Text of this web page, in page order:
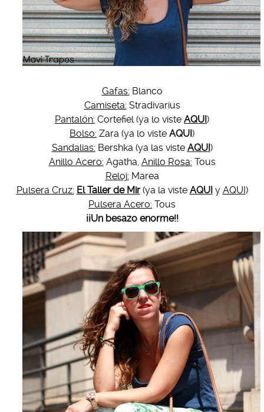
Gafas: Blanco
Camiseta: Stradivarius
Pantalón: Cortefiel (ya lo viste AQUI)
Bolso: Zara (ya lo viste AQUI)
Sandalias: Bershka (ya las viste AQUI)
Anillo Acero: Agatha, Anillo Rosa: Tous
Reloj: Marea
Pulsera Cruz: El Taller de Mir(ya la viste AQUI y AQUI)
Pulsera Acero: Tous
¡¡Un besazo enorme!!